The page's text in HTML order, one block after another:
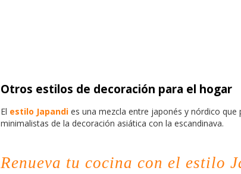
Otros estilos de decoración para el hogar
El estilo Japandi es una mezcla entre japonés y nórdico
minimalistas de la decoración asiática con la escandinava.
Renueva tu cocina con el estilo